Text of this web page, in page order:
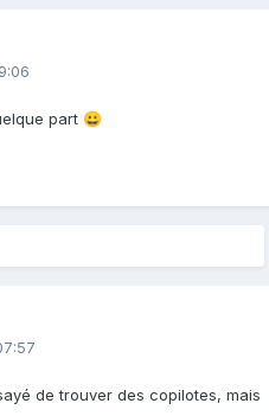
part 😀
de trouver des copilotes, mais